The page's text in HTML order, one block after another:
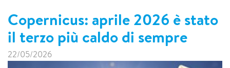
Copernicus: aprile 2026 è stato
il terzo più caldo di sempre
22/05/2026